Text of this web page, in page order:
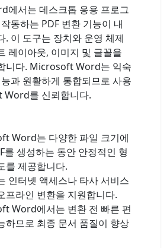
서는 데스크톱 응용 프로그
동하는 PDF 변환 기능이 내
. 이 도구는 장치와 운영 체제
레이아웃, 이미지 및 글꼴을
니다. Microsoft Word는 익숙
과 원활하게 통합되므로 사용
를 신뢰합니다.
Word는 다양한 파일 크기에
를 생성하는 동안 안정적인 형
를 제공합니다.
인터넷 액세스나 타사 서비스
프라인 변환을 지원합니다.
Word에서는 변환 전 빠른 편
하므로 최종 문서 품질이 향상